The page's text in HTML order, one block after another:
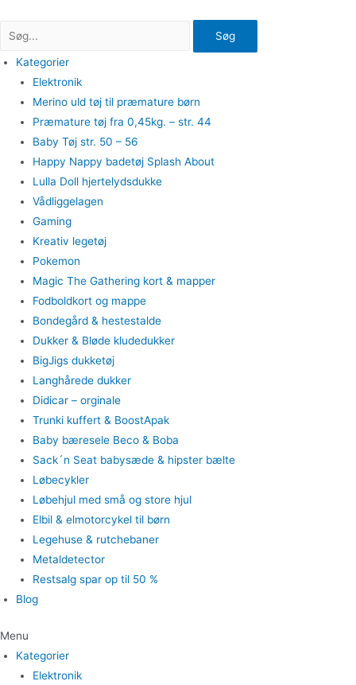
Søg
Kategorier
Elektronik
Merino uld tøj til præmature børn
Præmature tøj fra 0,45kg. – str. 44
Baby Tøj str. 50 – 56
Happy Nappy badetøj Splash About
Lulla Doll hjertelydsdukke
Vådliggelagen
Gaming
Kreativ legetøj
Pokemon
Magic The Gathering kort & mapper
Fodboldkort og mappe
Bondegård & hestestalde
Dukker & Bløde kludedukker
BigJigs dukketøj
Langhårede dukker
Didicar – orginale
Trunki kuffert & BoostApak
Baby bæresele Beco & Boba
Sack´n Seat babysæde & hipster bælte
Løbecykler
Løbehjul med små og store hjul
Elbil & elmotorcykel til børn
Legehuse & rutchebaner
Metaldetector
Restsalg spar op til 50 %
Blog
Menu
Kategorier
Elektronik